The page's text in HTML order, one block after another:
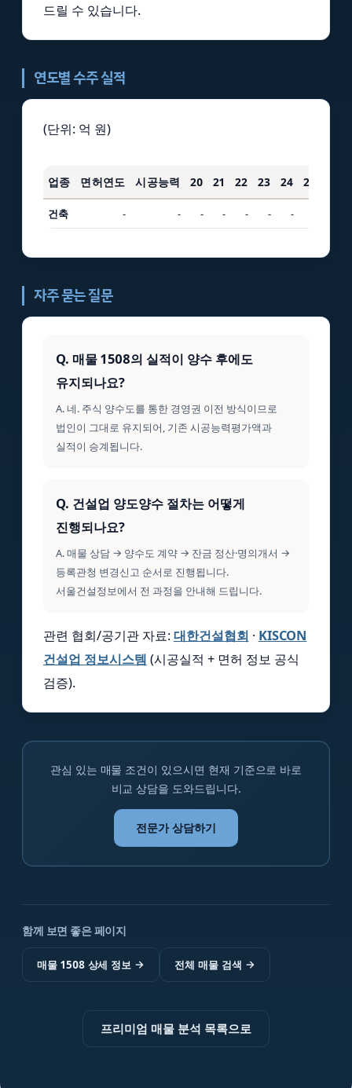
드릴 수 있습니다.
연도별 수주 실적
(단위: 억 원)
업종 면허연도 시공능력 20 21 22 23 24 25
건축 - - - - - - -
자주 묻는 질문
Q. 매물 1508의 실적이 양수 후에도
유지되나요?
A. 네. 주식 양수도를 통한 경영권 이전 방식이므로
법인이 그대로 유지되어, 기존 시공능력평가액과
실적이 승계됩니다.
Q. 건설업 양도양수 절차는 어떻게
진행되나요?
A. 매물 상담 → 양수도 계약 → 잔금 정산·명의개서 →
등록관청 변경신고 순서로 진행됩니다.
서울건설정보에서 전 과정을 안내해 드립니다.
관련 협회/공기관 자료:대한건설협회 · KISCON
건설업 정보시스템 (시공실적 + 면허 정보 공식
검증).
관심 있는 매물 조건이 있으시면 현재 기준으로 바로
비교 상담을 도와드립니다.
전문가 상담하기
함께 보면 좋은 페이지
매물 1508 상세 정보 → 전체 매물 검색 →
프리미엄 매물 분석 목록으로